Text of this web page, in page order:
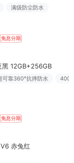
满级防尘防水
免息分期
12GB+256GB
可靠360°抗摔防水
免息分期
赤兔红